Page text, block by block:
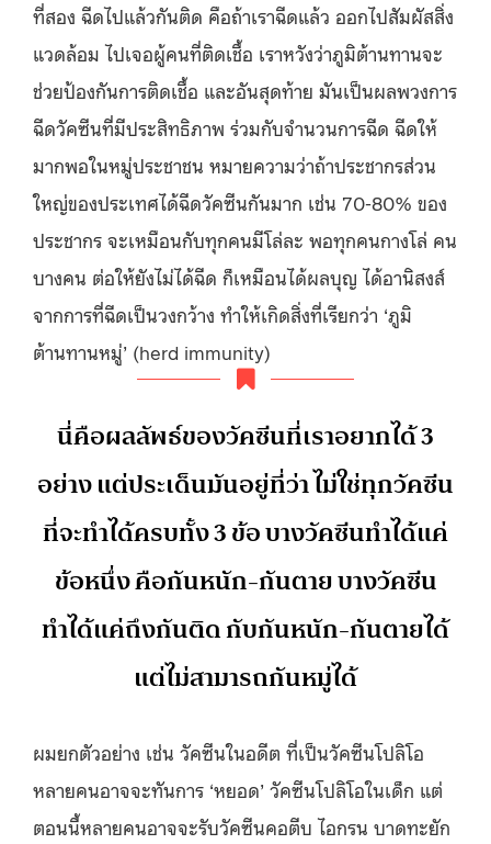
ที่สอง ฉีดไปแล้วกันติด คือถ้าเราฉีดแล้ว ออกไปสัมผัสสิ่ง
แวดล้อม ไปเจอผู้คนที่ติดเชื้อ เราหวังว่าภูมิต้านทานจะ
ช่วยป้องกันการติดเชื้อ และอันสุดท้าย มันเป็นผลพวงการ
ฉีดวัคซีนที่มีประสิทธิภาพ ร่วมกับจำนวนการฉีด ฉีดให้
มากพอในหมู่ประชาชน หมายความว่าถ้าประชากรส่วน
ใหญ่ของประเทศได้ฉีดวัคซีนกันมาก เช่น 70-80% ของ
ประชากร จะเหมือนกับทุกคนมีโล่ละ พอทุกคนกางโล่ คน
บางคน ต่อให้ยังไม่ได้ฉีด ก็เหมือนได้ผลบุญ ได้อานิสงส์
จากการที่ฉีดเป็นวงกว้าง ทำให้เกิดสิ่งที่เรียกว่า ‘ภูมิ
ต้านทานหมู่’ (herd immunity)
นี่คือผลลัพธ์ของวัคซีนที่เราอยากได้ 3
อย่าง แต่ประเด็นมันอยู่ที่ว่า ไม่ใช่ทุกวัคซีน
ที่จะทำได้ครบทั้ง 3 ข้อ บางวัคซีนทำได้แค่
ข้อหนึ่ง คือกันหนัก-กันตาย บางวัคซีน
ทำได้แค่ถึงกันติด กับกันหนัก-กันตายได้
แต่ไม่สามารถกันหมู่ได้
ผมยกตัวอย่าง เช่น วัคซีนในอดีต ที่เป็นวัคซีนโปลิโอ
หลายคนอาจจะทันการ ‘หยอด’ วัคซีนโปลิโอในเด็ก แต่
ตอนนี้หลายคนอาจจะรับวัคซีนคอตีบ ไอกรน บาดทะยัก